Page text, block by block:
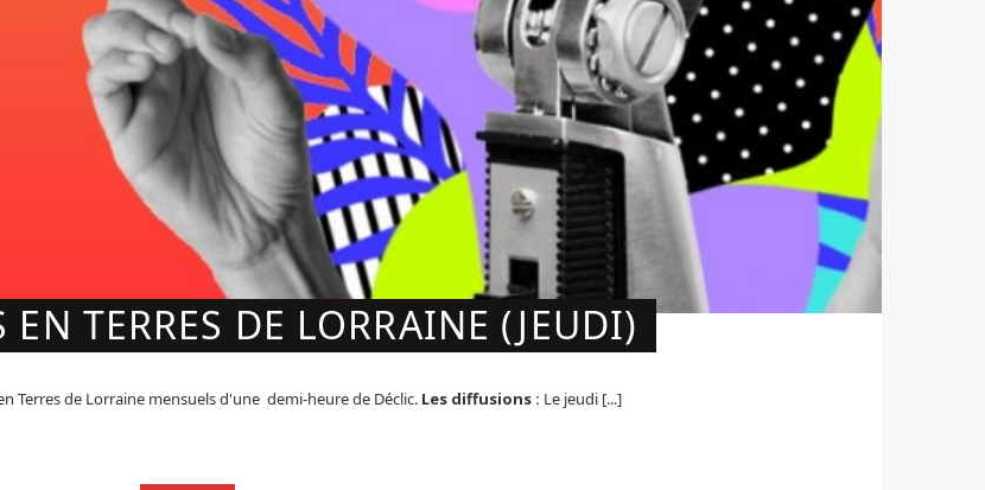
EN TERRES DE LORRAINE (JEUDI)
Terres de Lorraine mensuels d'une demi-heure de Déclic. Les diffusions : Le jeudi [...]